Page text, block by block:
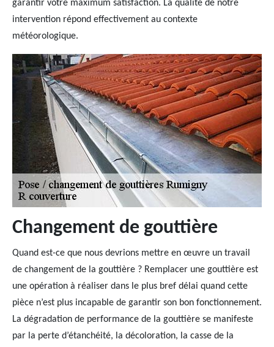
garantir votre maximum satisfaction. La qualité de notre
intervention répond effectivement au contexte
météorologique.
Changement de gouttière
Quand est-ce que nous devrions mettre en œuvre un travail
de changement de la gouttière ? Remplacer une gouttière est
une opération à réaliser dans le plus bref délai quand cette
pièce n’est plus incapable de garantir son bon fonctionnement.
La dégradation de performance de la gouttière se manifeste
par la perte d’étanchéité, la décoloration, la casse de la